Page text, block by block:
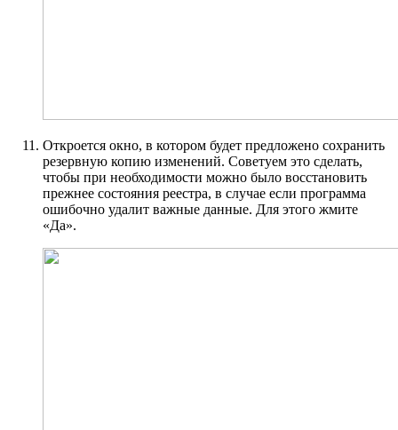
Откроется окно, в котором будет предложено сохранить
резервную копию изменений. Советуем это сделать,
чтобы при необходимости можно было восстановить
прежнее состояния реестра, в случае если программа
ошибочно удалит важные данные. Для этого жмите
«Да».